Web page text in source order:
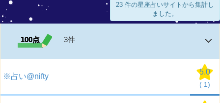
23 件の星座占いサイトから集計し
ました。
100点 3件
※占い@nifty
5.0
( 1)